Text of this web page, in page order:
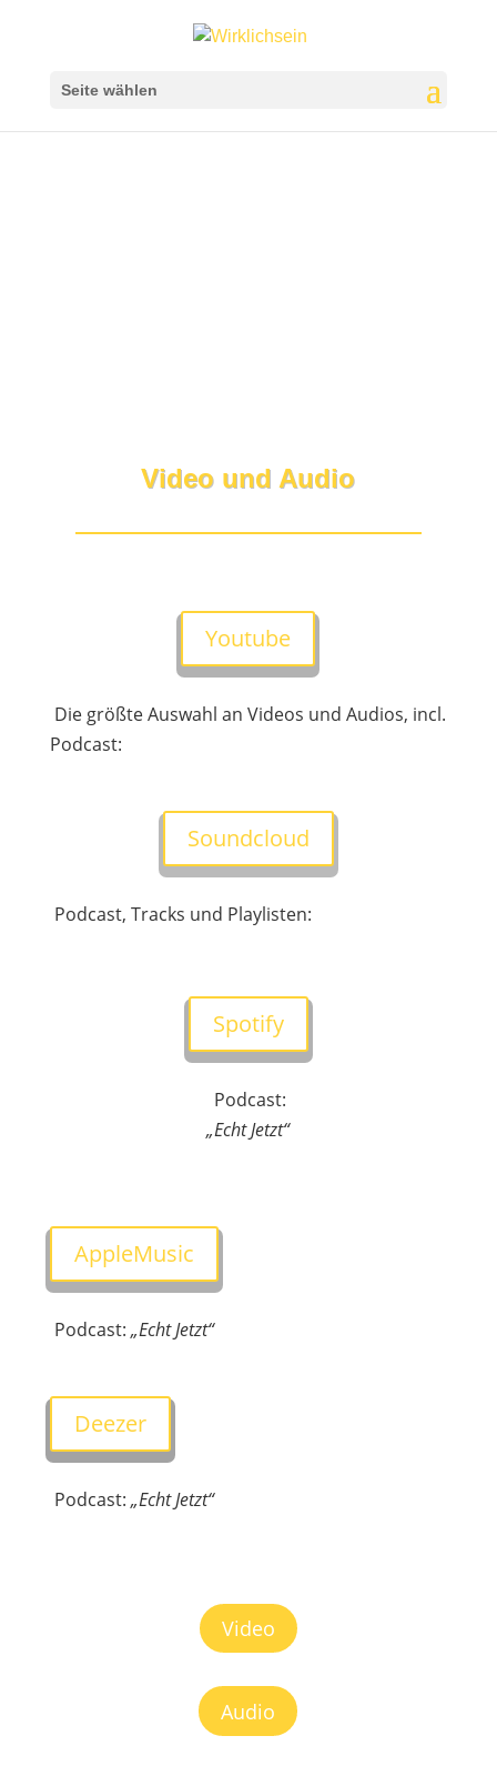
Seite wählen
Video und Audio
Youtube
Die größte Auswahl an Videos und Audios, incl.
Podcast:
Soundcloud
Podcast, Tracks und Playlisten:
Spotify
Podcast:
„Echt Jetzt“
AppleMusic
Podcast: „Echt Jetzt“
Deezer
Podcast: „Echt Jetzt“
Video
Audio